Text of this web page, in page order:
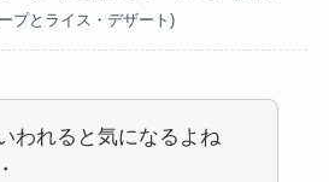
プとライス・デザート)
われると気になるよね